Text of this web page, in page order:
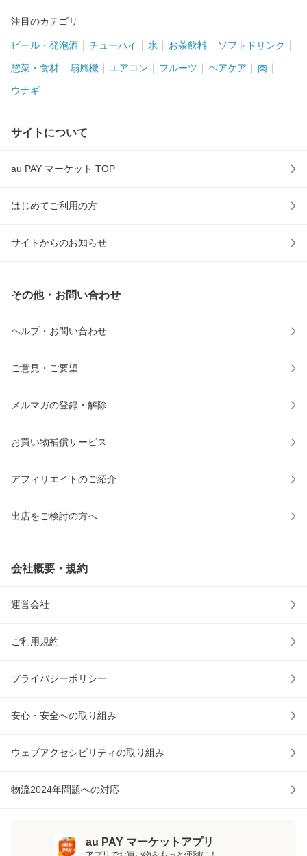
注目のカテゴリ
ビール・発泡酒 チューハイ 水 お茶飲料 ソフトドリンク
惣菜・食材 扇風機 エアコン フルーツ ヘアケア 肉
ウナギ
サイトについて
au PAY マーケット TOP
はじめてご利用の方
サイトからのお知らせ
その他・お問い合わせ
ヘルプ・お問い合わせ
ご意見・ご要望
メルマガの登録・解除
お買い物補償サービス
アフィリエイトのご紹介
出店をご検討の方へ
会社概要・規約
運営会社
ご利用規約
プライバシーポリシー
安心・安全への取り組み
ウェブアクセシビリティの取り組み
物流2024年問題への対応
au PAY マーケットアプリ